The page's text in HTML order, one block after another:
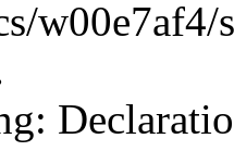
w00e7af4/